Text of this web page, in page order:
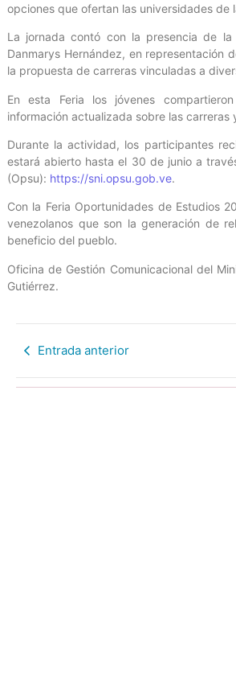
opciones que ofertan las universidades de
La jornada contó con la presencia de
Danmarys Hernández, en representación
la propuesta de carreras vinculadas a
En esta Feria los jóvenes
información actualizada sobre las
Durante la actividad, los participantes
estará abierto hasta el 30 de junio a
(Opsu): https://sni.opsu.gob.ve.
Con la Feria Oportunidades de Estudios
venezolanos que son la generación de
beneficio del pueblo.
Oficina de Gestión Comunicacional del
Gutiérrez.
Entrada anterior